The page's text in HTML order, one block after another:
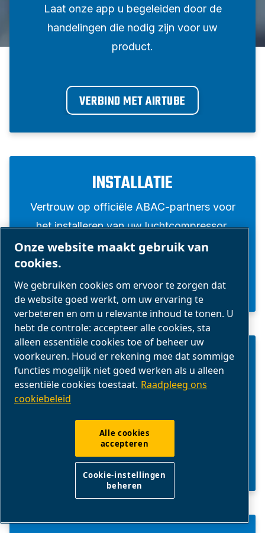
Laat onze app u begeleiden door de
handelingen die nodig zijn voor uw
product.
VERBIND MET AIRTUBE
INSTALLATIE
Vertrouw op officiële ABAC-partners voor
het installeren van uw luchtcompressor.
ZOEK EEN DEALER
ONDERHOUDSTIPS
Raadpleeg onze inzichten van
experts, waardevol advies en oplossingen.
TIPS
Onze website maakt gebruik van
cookies.
We gebruiken cookies om ervoor te zorgen dat
de website goed werkt, om uw ervaring te
verbeteren en om u relevante inhoud te tonen. U
hebt de controle: accepteer alle cookies, sta
alleen essentiële cookies toe of beheer uw
voorkeuren. Houd er rekening mee dat sommige
functies mogelijk niet goed werken als u alleen
essentiële cookies toestaat. Raadpleeg ons
cookiebeleid
Alle cookies
accepteren
Cookie-instellingen
beheren